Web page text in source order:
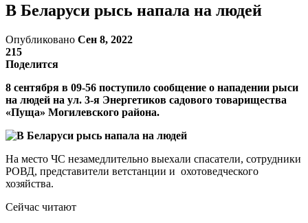
В Беларуси рысь напала на людей
Опубликовано Сен 8, 2022
215
Поделится
8 сентября в 09-56 поступило сообщение о нападении рыси
на людей на ул. 3-я Энергетиков садового товарищества
«Пуща» Могилевского района.
На место ЧС незамедлительно выехали спасатели, сотрудники
РОВД, представители ветстанции и охотоведческого
хозяйства.
Сейчас читают